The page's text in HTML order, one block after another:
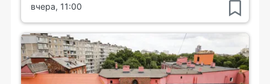
вчера, 11:00